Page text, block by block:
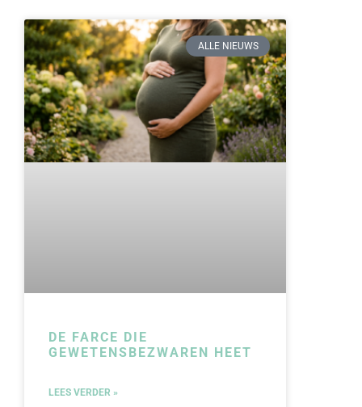
ALLE NIEUWS
DE FARCE DIE
GEWETENSBEZWAREN HEET
LEES VERDER »